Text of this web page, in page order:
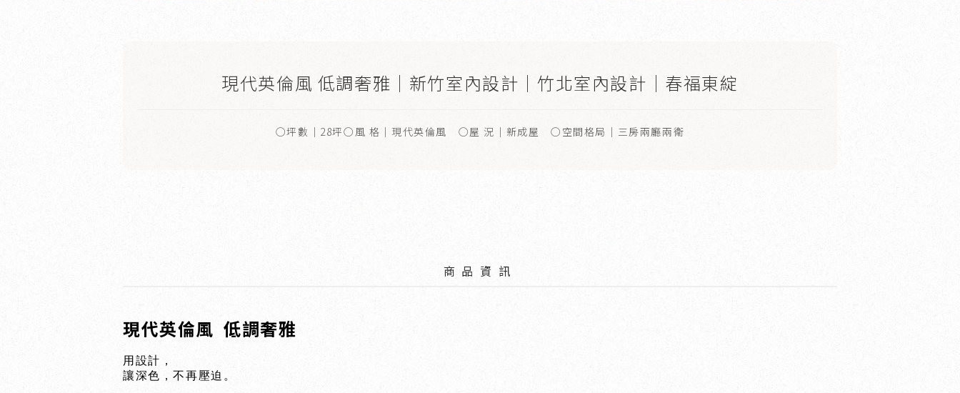
現代英倫風 低調奢雅｜新竹室內設計｜竹北室內設計｜春福東綻
○坪數｜28坪○風 格｜現代英倫風 ○屋 況｜新成屋 ○空間格局｜三房兩廳兩衛
商品資訊
現代英倫風 低調奢雅
用設計，
讓深色，不再壓迫。